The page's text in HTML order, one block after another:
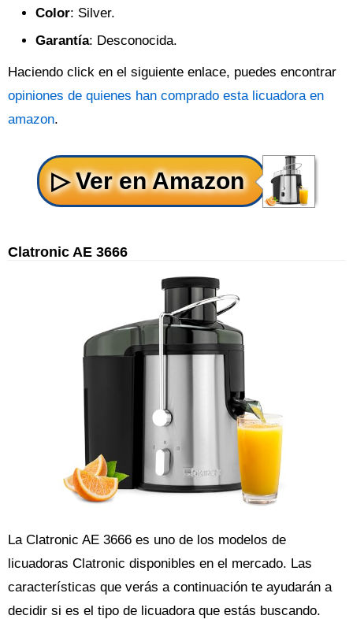
Color: Silver.
Garantía: Desconocida.
Haciendo click en el siguiente enlace, puedes encontrar
opiniones de quienes han comprado esta licuadora en
amazon.
Clatronic AE 3666
La Clatronic AE 3666 es uno de los modelos de
licuadoras Clatronic disponibles en el mercado. Las
características que verás a continuación te ayudarán a
decidir si es el tipo de licuadora que estás buscando.